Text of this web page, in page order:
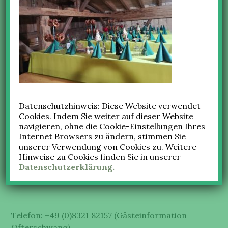
15.
2021
ALEXANDRA
NAMA
Beitragsnavigation
VORHERIGES
Vorheriger
gedeckter Tisch4
SEITENLEISTE
© Bauernhaus Busche Berta
Panoramaweg 3
87527 Ofterschwang
Telefon: +49 (0)8321 82157 (Gästeinformation
Datenschutzhinweis: Diese Website verwendet
Cookies. Indem Sie weiter auf dieser Website
navigieren, ohne die Cookie-Einstellungen Ihres
Internet Browsers zu ändern, stimmen Sie
unserer Verwendung von Cookies zu. Weitere
Hinweise zu Cookies finden Sie in unserer
Datenschutzerklärung.